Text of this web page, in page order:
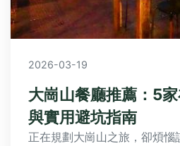
2026-03-19
大崗山餐廳推薦：5
與實用避坑指南
正在規劃大崗山之旅，卻煩